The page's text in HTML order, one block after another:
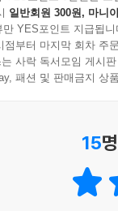
어 내는 브리타
합니다. 우리가
일반회원 300원, 마니
YES포인트 지급됩니
부터 마지막 회차 주
사락 독서모임 게시
패션 및 판매금지 상
15